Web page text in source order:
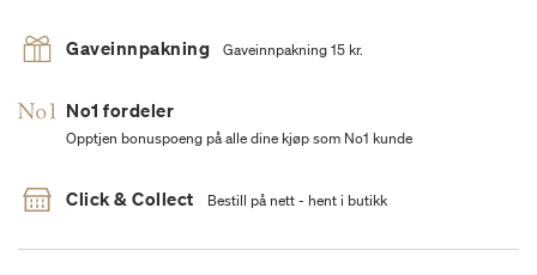
Gaveinnpakning Gaveinnpakning 15 kr.
No1 fordeler
Opptjen bonuspoeng på alle dine kjøp som No1 kunde
Click & Collect Bestill på nett - hent i butikk